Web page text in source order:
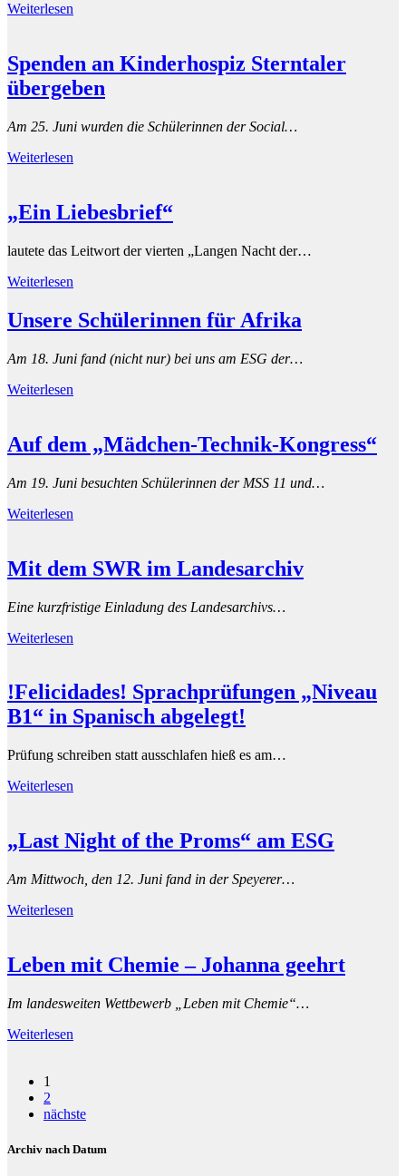
Weiterlesen
Spenden an Kinderhospiz Sterntaler
übergeben
Am 25. Juni wurden die Schülerinnen der Social…
Weiterlesen
„Ein Liebesbrief“
lautete das Leitwort der vierten „Langen Nacht der…
Weiterlesen
Unsere Schülerinnen für Afrika
Am 18. Juni fand (nicht nur) bei uns am ESG der…
Weiterlesen
Auf dem „Mädchen-Technik-Kongress“
Am 19. Juni besuchten Schülerinnen der MSS 11 und…
Weiterlesen
Mit dem SWR im Landesarchiv
Eine kurzfristige Einladung des Landesarchivs…
Weiterlesen
!Felicidades! Sprachprüfungen „Niveau
B1“ in Spanisch abgelegt!
Prüfung schreiben statt ausschlafen hieß es am…
Weiterlesen
„Last Night of the Proms“ am ESG
Am Mittwoch, den 12. Juni fand in der Speyerer…
Weiterlesen
Leben mit Chemie – Johanna geehrt
Im landesweiten Wettbewerb „Leben mit Chemie“…
Weiterlesen
1
2
nächste
Archiv nach Datum